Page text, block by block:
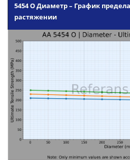
5454 O Диаметр – График
растяжении